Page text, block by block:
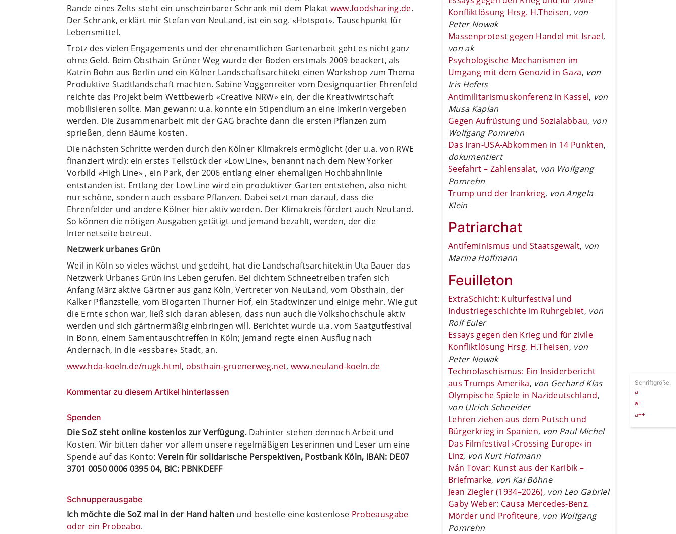
Rande eines Zelts steht ein unscheinbarer Schrank mit dem Plakat www.foodsharing.de.
Der Schrank, erklärt mir Stefan von NeuLand, ist ein sog. «Hotspot», Tauschpunkt für
Lebensmittel.
Trotz des vielen Engagements und der ehrenamtlichen Gartenarbeit geht es nicht ganz
ohne Geld. Beim Obsthain Grüner Weg wurde der Boden erstmals 2009 beackert, als
Katrin Bohn aus Berlin und ein Kölner Landschaftsarchitekt einen Workshop zum Thema
Produktive Stadtlandschaft machten. Sabine Voggenreiter vom Designquartier Ehrenfeld
reichte das Projekt beim Wettbewerb «Creative NRW» ein, der die Kreativwirtschaft
mobilisieren sollte. Man gewann: u.a. konnte ein Stipendium an eine Imkerin vergeben
werden. Die Zusammenarbeit mit der GAG brachte dann die ersten Pflanzen zum
sprießen, denn Bäume kosten.
Die nächsten Schritte werden durch den Kölner Klimakreis ermöglicht (der u.a. von RWE
finanziert wird): ein erstes Teilstück der «Low Line», benannt nach dem New Yorker
Vorbild «High Line» , ein Park, der 2006 entlang einer ehemaligen Hochbahnlinie
entstanden ist. Entlang der Low Line wird ein produktiver Garten entstehen, also nicht
nur schöne, sondern auch essbare Pflanzen. Dabei setzt man darauf, dass die
Ehrenfelder und andere Kölner hier aktiv werden. Der Klimakreis fördert auch NeuLand.
So können die nötigen Ausgaben getätigt und jemand bezahlt, werden, der die
Internetseite betreut.
Netzwerk urbanes Grün
Weil in Köln so vieles wächst und gedeiht, hat die Landschaftsarchitektin Uta Bauer das
Netzwerk Urbanes Grün ins Leben gerufen. Bei dichtem Schneetreiben trafen sich
Anfang März aktive Gärtner aus ganz Köln, Vertreter von NeuLand, vom Obsthain, der
Kalker Pflanzstelle, vom Biogarten Thurner Hof, ein Stadtwinzer und einige mehr. Wie gut
die Ernte schon war, ließ sich daran ablesen, dass nun auch die Volkshochschule aktiv
werden und sich gärtnermäßig einbringen will. Berichtet wurde u.a. vom Saatgutfestival
in Bonn, einem Samentauschtreffen in Köln; jemand regte einen Ausflug nach
Andernach, in die «essbare» Stadt, an.
www.hda-koeln.de/nugk.html, obsthain-gruenerweg.net, www.neuland-koeln.de
Kommentar zu diesem Artikel hinterlassen
Spenden
Die SoZ steht online kostenlos zur Verfügung. Dahinter stehen dennoch Arbeit und
Kosten. Wir bitten daher vor allem unsere regelmäßigen Leserinnen und Leser um eine
Spende auf das Konto:Verein für solidarische Perspektiven, Postbank Köln, IBAN: DE07
3701 0050 0006 0395 04, BIC: PBNKDEFF
Schnupperausgabe
Ich möchte die SoZ mal in der Hand halten und bestelle eine kostenlose Probeausgabe
oder ein Probeabo.
Konfliktlösung Hrsg. H.Theisen, von
Peter Nowak
Massenprotest gegen Handel mit Israel,
von ak
Psychologische Mechanismen im
Umgang mit dem Genozid in Gaza, von
Iris Hefets
Antimilitarismuskonferenz in Kassel, von
Musa Kaplan
Gegen Aufrüstung und Sozialabbau, von
Wolfgang Pomrehn
Das Iran-USA-Abkommen in 14 Punkten,
dokumentiert
Seefahrt – Zahlensalat, von Wolfgang
Pomrehn
Trump und der Irankrieg, von Angela
Klein
Patriarchat
Antifeminismus und Staatsgewalt, von
Marina Hoffmann
Feuilleton
ExtraSchicht: Kulturfestival und
Industriegeschichte im Ruhrgebiet, von
Rolf Euler
Essays gegen den Krieg und für zivile
Konfliktlösung Hrsg. H.Theisen, von
Peter Nowak
Technofaschismus: Ein Insiderbericht
aus Trumps Amerika, von Gerhard Klas
Olympische Spiele in Nazideutschland,
von Ulrich Schneider
Lehren ziehen aus dem Putsch und
Bürgerkrieg in Spanien, von Paul Michel
Das Filmfestival ›Crossing Europe‹ in
Linz, von Kurt Hofmann
Iván Tovar: Kunst aus der Karibik –
Briefmarke, von Kai Böhne
Jean Ziegler (1934–2026), von Leo Gabriel
Gaby Weber: Causa Mercedes-Benz.
Mörder und Profiteure, von Wolfgang
Pomrehn
Schriftgröße:
a
a+
a++